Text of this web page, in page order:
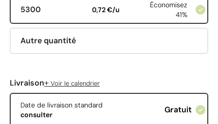
5300 0,72 €/u
Économisez
41%
Autre quantité
Livraison+ Voir le calendrier
Date de livraison standard
consulter
Gratuit